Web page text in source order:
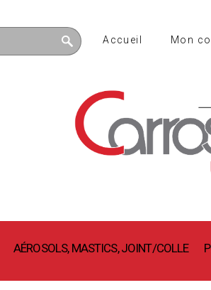
Accueil Mon
AÉROSOLS, MASTICS, JOINT/COLLE